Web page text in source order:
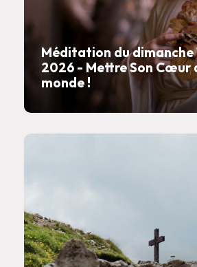
Méditation du dimanche
2026 - Mettre Son Cœur
monde !